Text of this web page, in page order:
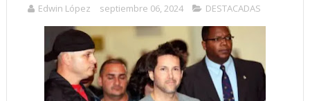
Edwin López septiembre 06, 2024 DESTACADAS